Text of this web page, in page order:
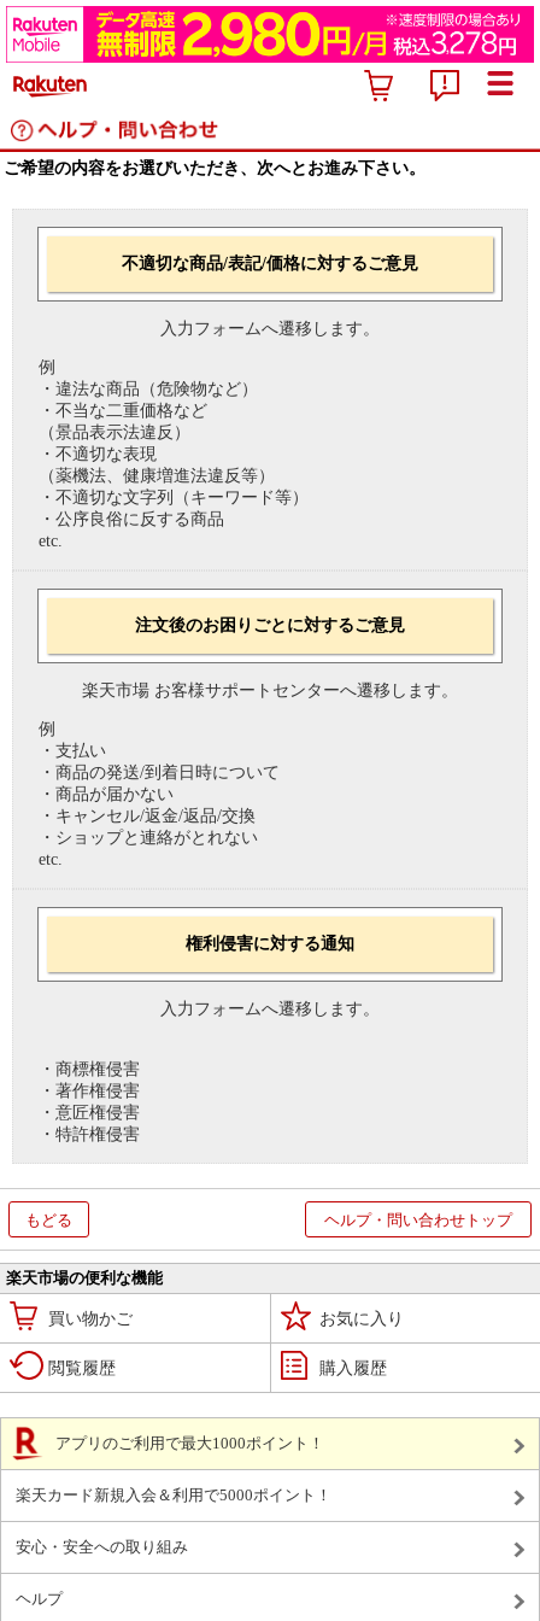
ご希望の内容をお選びいただき、次へとお進み下さい。
不適切な商品/表記/価格に対するご意見
入力フォームへ遷移します。
例
・違法な商品（危険物など）
・不当な二重価格など
（景品表示法違反）
・不適切な表現
（薬機法、健康増進法違反等）
・不適切な文字列（キーワード等）
・公序良俗に反する商品
etc.
注文後のお困りごとに対するご意見
楽天市場 お客様サポートセンターへ遷移します。
例
・支払い
・商品の発送/到着日時について
・商品が届かない
・キャンセル/返金/返品/交換
・ショップと連絡がとれない
etc.
権利侵害に対する通知
入力フォームへ遷移します。
・商標権侵害
・著作権侵害
・意匠権侵害
・特許権侵害
もどる ヘルプ・問い合わせトップ
楽天市場の便利な機能
買い物かご お気に入り
閲覧履歴 購入履歴
アプリのご利用で最大1000ポイント！
楽天カード新規入会＆利用で5000ポイント！
安心・安全への取り組み
ヘルプ